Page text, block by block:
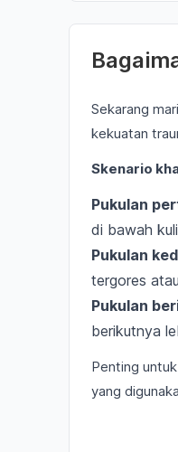
Sekarang
kekuatan
Skenario
Pukulan
di bawah
Pukulan
tergores
Pukulan
berikutnya
Penting
yang